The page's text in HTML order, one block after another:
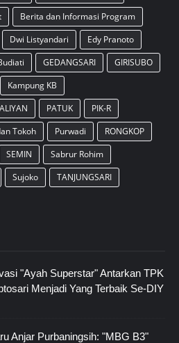
Berita dan Informasi Program
Dwi Listyandari
Edy Pranoto
GEDANGSARI
GIRISUBO
Kampung KB
PATUK
PIK-R
Tokoh Purwadi
RONGKOP
SEMIN
Sabrur Rohim
Sujoko
TANJUNGSARI
"Ayah Superstar" Antarkan TPK
Menjadi Yang Terbaik Se-DIY
Anjar Purbaningsih: "MBG B3"